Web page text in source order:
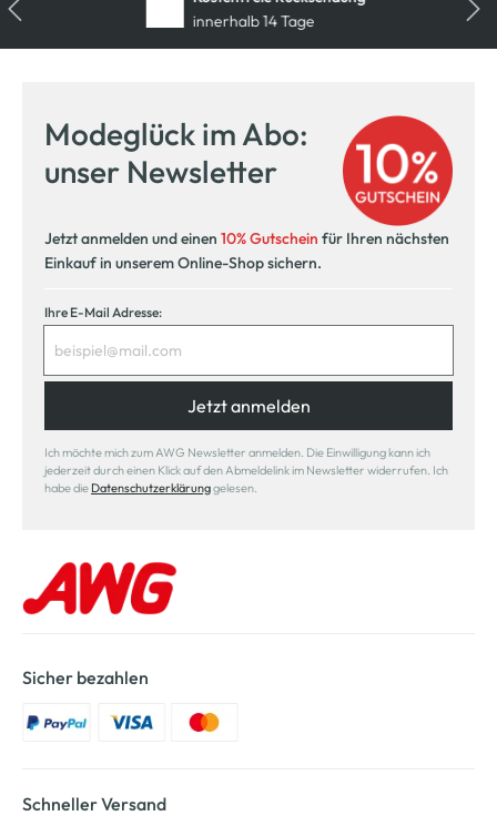
innerhalb 14 Tage
Modeglück im Abo:
unser Newsletter
Jetzt anmelden und einen 10% Gutschein für Ihren nächsten
Einkauf in unserem Online-Shop sichern.
Ihre E-Mail Adresse:
Jetzt anmelden
Ich möchte mich zum AWG Newsletter anmelden. Die Einwilligung kann ich
jederzeit durch einen Klick auf den Abmeldelink im Newsletter widerrufen. Ich
habe die Datenschutzerklärunggelesen.
Sicher bezahlen
Schneller Versand